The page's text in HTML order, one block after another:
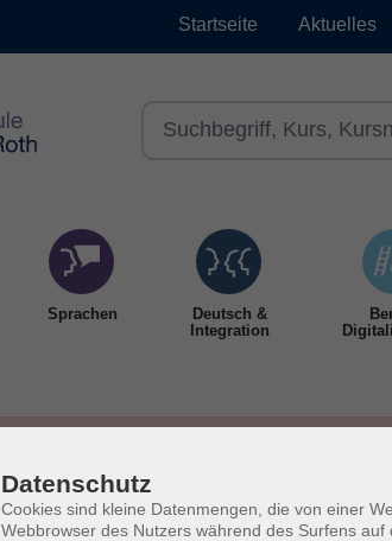
Startseite Aktuelles
Sprachen
Deutsch &
Integration
Datenschutz
Cookies sind kleine Datenmengen, die von einer
Webbrowser des Nutzers während des Surfens